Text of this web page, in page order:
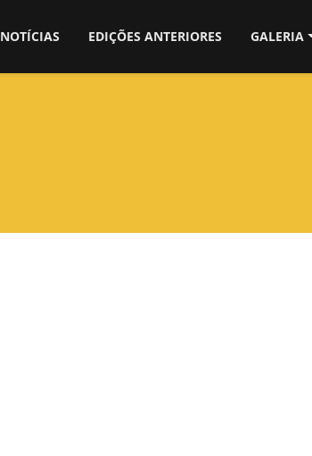
NOTÍCIAS EDIÇÕES ANTERIORES GALERIA